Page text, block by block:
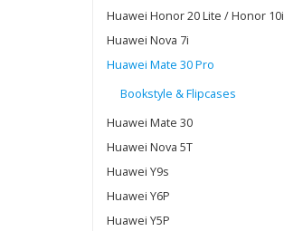
Huawei Honor 20 Lite / Honor 10i
Huawei Nova 7i
Huawei Mate 30 Pro
Bookstyle & Flipcases
Huawei Mate 30
Huawei Nova 5T
Huawei Y9s
Huawei Y6P
Huawei Y5P